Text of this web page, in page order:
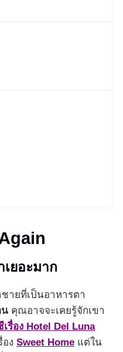
ยอะมาก
ชายที่เป็นอาหารตา
น คุณอาจจะเคยรู้จักเขา
รื่อง Hotel Del Luna
ง Sweet Home แต่ใน